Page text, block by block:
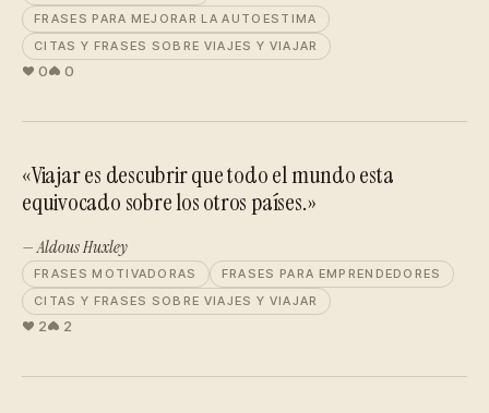
FRASES PARA MEJORAR LA AUTOESTIMA
CITAS Y FRASES SOBRE VIAJES Y VIAJAR
0 0
«Viajar es descubrir que todo el mundo esta
equivocado sobre los otros países.»
— Aldous Huxley
FRASES MOTIVADORAS
FRASES PARA EMPRENDEDORES
CITAS Y FRASES SOBRE VIAJES Y VIAJAR
2 2